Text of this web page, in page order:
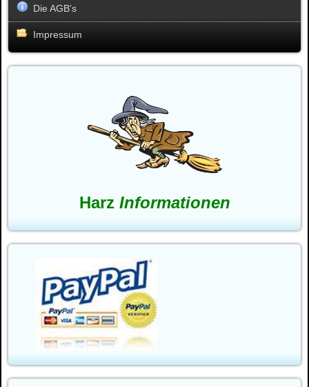
Die AGB's
Impressum
Harz Informationen